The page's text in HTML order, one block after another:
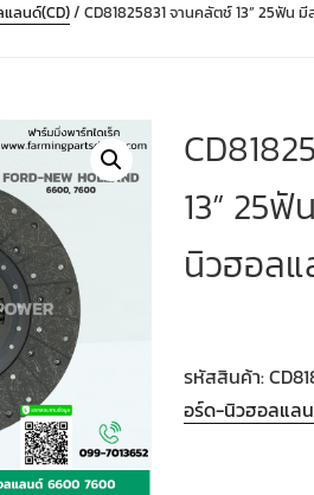
ลนด์(CD)/ CD81825831 จานคลัตช์ 13” 25ฟัน
13” 25
นิวฮอล
รหัสสินค้า:
อร์ด-นิวฮอลแล